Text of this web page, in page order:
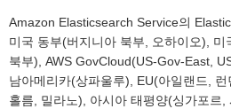
Amazon Elasticsearch Service의
미국 동부(버지니아 북부, 오하이오),
북부), AWS GovCloud(US-Gov-East,
남아메리카(상파울루), EU(아일랜드,
홀름, 밀라노), 아시아 태평양(싱가포르,